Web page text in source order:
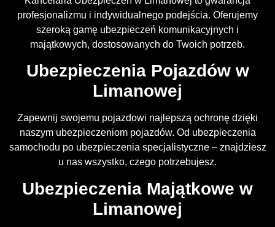
profesjonalizmu i indywidualnego podejścia. Oferujemy
szeroką gamę ubezpieczeń komunikacyjnych i
majątkowych, dostosowanych do Twoich potrzeb.
Ubezpieczenia Pojazdów w
Limanowej
Zapewnij swojemu pojazdowi najlepszą ochronę dzięki
naszym ubezpieczeniom pojazdów. Od ubezpieczenia
samochodu po ubezpieczenia specjalistyczne – znajdziesz
u nas wszystko, czego potrzebujesz.
Ubezpieczenia Majątkowe w
Limanowej